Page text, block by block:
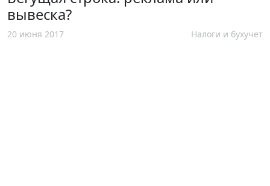
вывеска?
20 июня 2017 Налоги и бухучет